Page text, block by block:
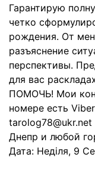
Гарантирую
четко
рождения. От
разъяснение
перспективы.
для вас
ПОМОЧЬ! Мои
номере есть
tarolog78@ukr.net
Днепр и любой
Дата: Неділя, 9